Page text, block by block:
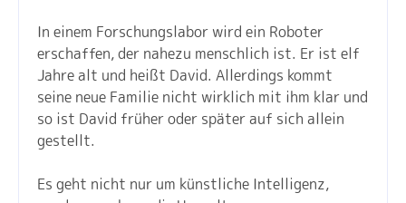
In einem Forschungslabor wird ein Roboter
erschaffen, der nahezu menschlich ist. Er ist elf
Jahre alt und heißt David. Allerdings kommt
seine neue Familie nicht wirklich mit ihm klar und
so ist David früher oder später auf sich allein
gestellt.
Es geht nicht nur um künstliche Intelligenz,